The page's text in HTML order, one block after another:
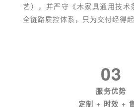
艺），并严守《木家具通用技术
全链路质控体系，只为交付经得
03
服务优势
定制 + 时效 +